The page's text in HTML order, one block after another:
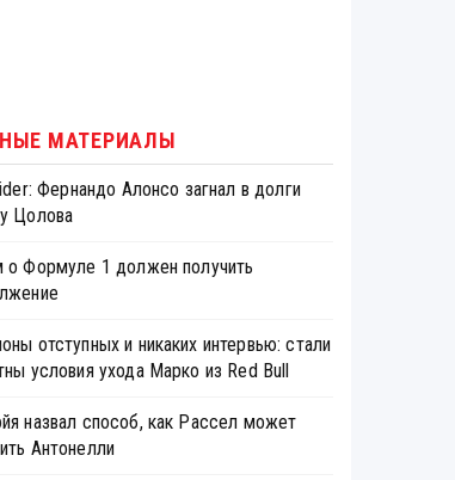
МАТЕРИАЛЫ
Фернандо Алонсо загнал в долги
Цолова
о Формуле 1 должен получить
отступных и никаких интервью: стали
условия ухода Марко из Red Bull
назвал способ, как Рассел может
Антонелли